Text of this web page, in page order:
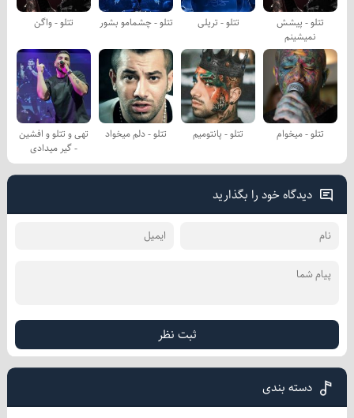
تتلو - پیشش
نمیشینم
تتلو - تریلی تتلو - چشمامو بشور تتلو - واگن
تتلو - میخوام تتلو - پانتومیم تتلو - دلم میخواد
تهی و تتلو و افشین
- گیر میدادی
دیدگاه خود را بگذارید
ثبت نظر
دسته بندی